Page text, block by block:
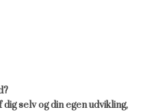
selv og din egen udvikling,